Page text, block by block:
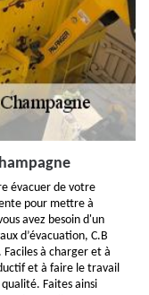
évacuer de votre
pour mettre à
avez besoin d'un
d’évacuation, C.B
à charger et à
et à faire le travail
Faites ainsi